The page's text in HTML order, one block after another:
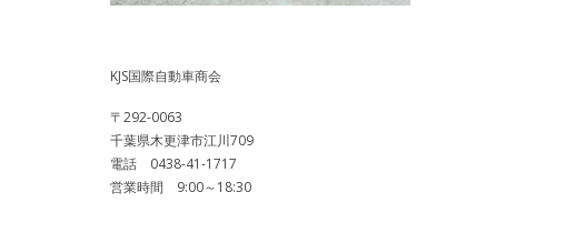
KJS国際自動車商会
〒292-0063
千葉県木更津市江川709
電話 0438-41-1717
営業時間 9:00～18:30